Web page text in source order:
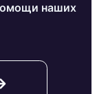
наших